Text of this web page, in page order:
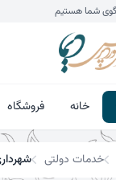
خانه فروشگاه
خدمات دولتی شهرداری